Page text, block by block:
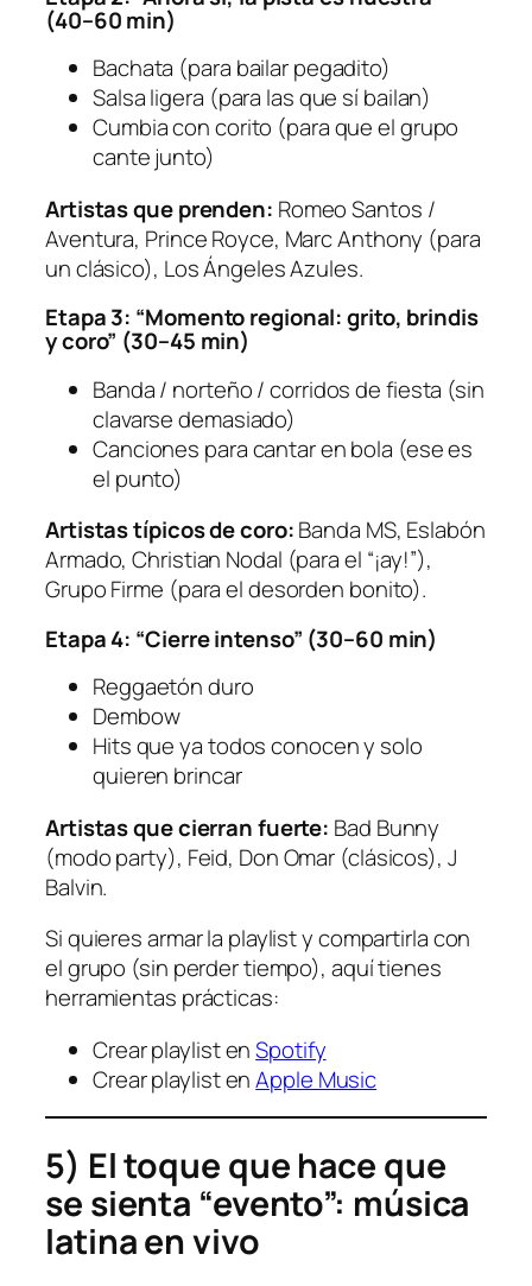
(40–60 min)
Bachata (para bailar pegadito)
Salsa ligera (para las que sí bailan)
Cumbia con corito (para que el grupo
cante junto)
Artistas que prenden: Romeo Santos /
Aventura, Prince Royce, Marc Anthony (para
un clásico), Los Ángeles Azules.
Etapa 3: “Momento regional: grito, brindis
y coro” (30–45 min)
Banda / norteño / corridos de fiesta (sin
clavarse demasiado)
Canciones para cantar en bola (ese es
el punto)
Artistas típicos de coro:Banda MS, Eslabón
Armado, Christian Nodal (para el “¡ay!”),
Grupo Firme (para el desorden bonito).
Etapa 4: “Cierre intenso” (30–60 min)
Reggaetón duro
Dembow
Hits que ya todos conocen y solo
quieren brincar
Artistas que cierran fuerte: Bad Bunny
(modo party), Feid, Don Omar (clásicos), J
Balvin.
Si quieres armar la playlist y compartirla con
el grupo (sin perder tiempo), aquí tienes
herramientas prácticas:
Crear playlist enSpotify
Crear playlist enApple Music
5) El toque que hace que
se sienta “evento”: música
latina en vivo